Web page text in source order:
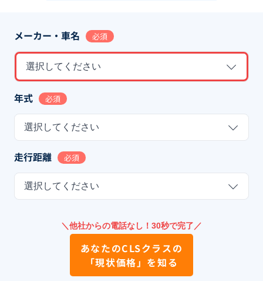
メーカー・車名 必須
選択してください
年式 必須
選択してください
走行距離 必須
選択してください
＼他社からの電話なし！30秒で完了／
あなたのCLSクラスの
「現状価格」を知る